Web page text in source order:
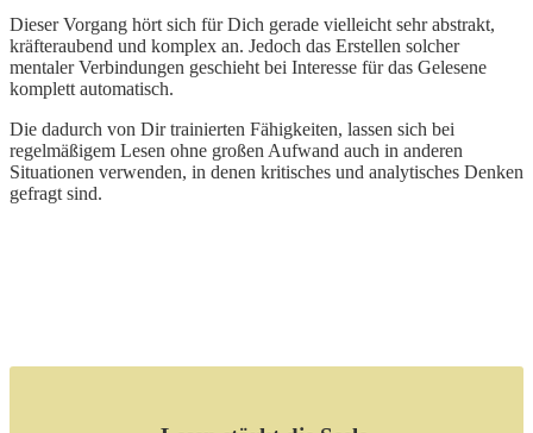
Dieser Vorgang hört sich für Dich gerade vielleicht sehr abstrakt,
kräfteraubend und komplex an. Jedoch das Erstellen solcher
mentaler Verbindungen geschieht bei Interesse für das Gelesene
komplett automatisch.
Die dadurch von Dir trainierten Fähigkeiten, lassen sich bei
regelmäßigem Lesen ohne großen Aufwand auch in anderen
Situationen verwenden, in denen kritisches und analytisches Denken
gefragt sind.